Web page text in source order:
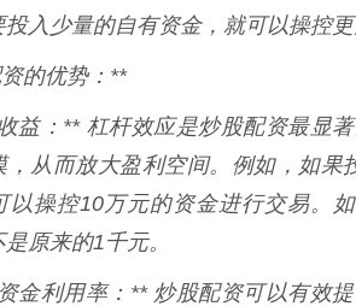
入少量的自有资金，就可以操控
的优势：**
益：** 杠杆效应是炒股配资最显
，从而放大盈利空间。例如，如
以操控10万元的资金进行交易。
原来的1千元。
金利用率：** 炒股配资可以有效